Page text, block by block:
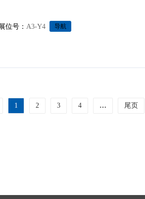
展位号： A3-Y4 导航
1 2 3 4 … 尾页